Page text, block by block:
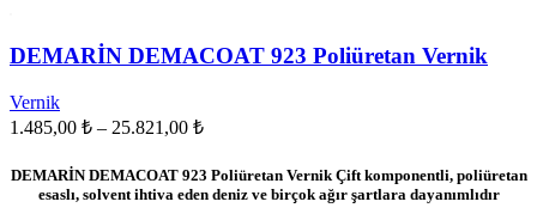
varyasyonu
var.
sayfasından
DEMARİN DEMACOAT 923 Poliüretan Vernik
Vernik
1.485,00 ₺ – 25.821,00 ₺Fiyat
1.485,00 ₺
-
DEMARİN DEMACOAT 923 Poliüretan Vernik Çift komponentli, poliüretan
esaslı, solvent ihtiva eden deniz ve birçok ağır şartlara dayanımlıdır